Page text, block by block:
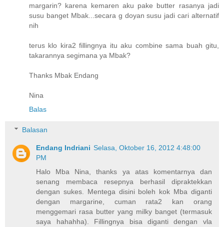
margarin? karena kemaren aku pake butter rasanya jadi
susu banget Mbak...secara g doyan susu jadi cari alternatif
nih
terus klo kira2 fillingnya itu aku combine sama buah gitu,
takarannya segimana ya Mbak?
Thanks Mbak Endang
Nina
Balas
Balasan
Endang Indriani Selasa, Oktober 16, 2012 4:48:00
PM
Halo Mba Nina, thanks ya atas komentarnya dan
senang membaca resepnya berhasil dipraktekkan
dengan sukes. Mentega disini boleh kok Mba diganti
dengan margarine, cuman rata2 kan orang
menggemari rasa butter yang milky banget (termasuk
saya hahahha). Fillingnya bisa diganti dengan vla